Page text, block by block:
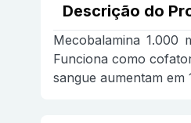
Descrição do
Mecobalamina 1.000
Funciona como
sangue aumentam